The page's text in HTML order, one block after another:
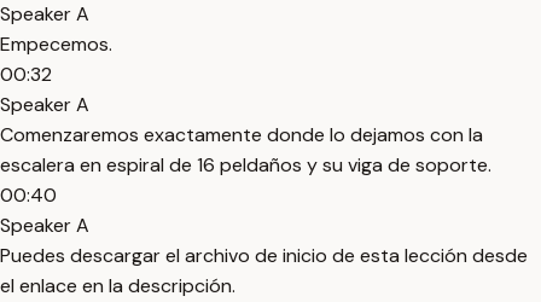
Speaker A
Empecemos.
00:32
Speaker A
Comenzaremos exactamente donde lo dejamos con la
escalera en espiral de 16 peldaños y su viga de soporte.
00:40
Speaker A
Puedes descargar el archivo de inicio de esta lección desde
el enlace en la descripción.